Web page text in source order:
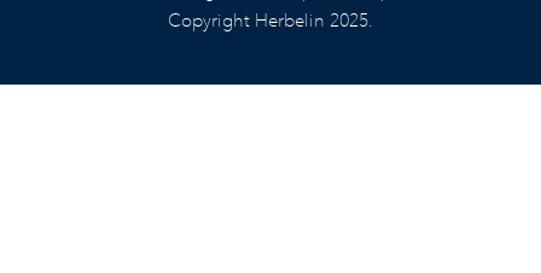
Copyright Herbelin 2025.